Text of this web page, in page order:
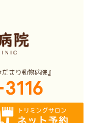
まり動物病院』